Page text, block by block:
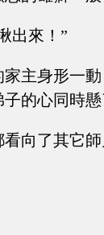
出來！”
家主身形一
的心同時
向了其它